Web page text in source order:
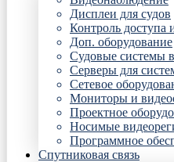
Дисплеи для судов
Контроль доступа
Доп. оборудование
Судовые системы
Серверы для
Сетевое
Мониторы и
Проектное
Носимые
Программное
Спутниковая связь